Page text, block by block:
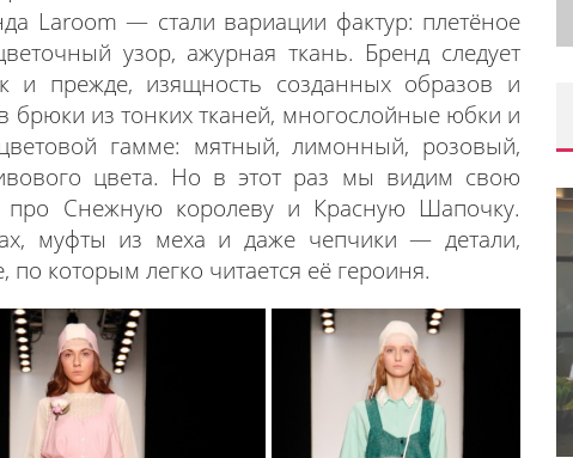
Laroom — стали вариации фактур: плетёное
узор, ажурная ткань. Бренд следует
и прежде, изящность созданных образов и
брюки из тонких тканей, многослойные юбки и
гамме: мятный, лимонный, розовый,
цвета. Но в этот раз мы видим свою
про Снежную королеву и Красную Шапочку.
муфты из меха и даже чепчики — детали,
которым легко читается её героиня.
LORAK)
ФЕСТИВАЛЯ
Г.
15.07.2024
ШКОЛА ШЕФА: КУХНЯ
ВРЕМЕНИ 2026
Editor iLike.Today